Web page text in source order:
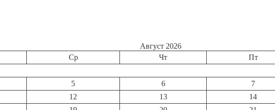
Август 2026
Ср Чт Пт
5 6 7
12 13 14